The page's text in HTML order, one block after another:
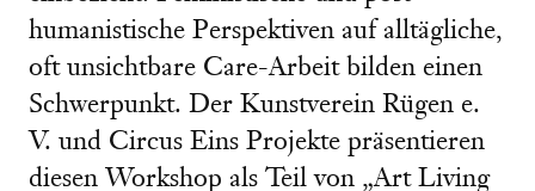
humanistische Perspektiven auf alltägliche,
oft unsichtbare Care-Arbeit bilden einen
Schwerpunkt. Der Kunstverein Rügen e.
V. und Circus Eins Projekte präsentieren
diesen Workshop als Teil von „Art Living